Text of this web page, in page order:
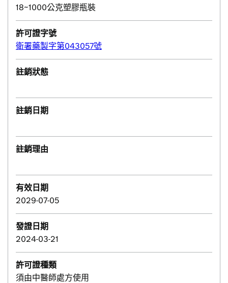
18~1000公克塑膠瓶裝
許可證字號
衛署藥製字第043057號
註銷狀態
註銷日期
註銷理由
有效日期
2029-07-05
發證日期
2024-03-21
許可證種類
須由中醫師處方使用